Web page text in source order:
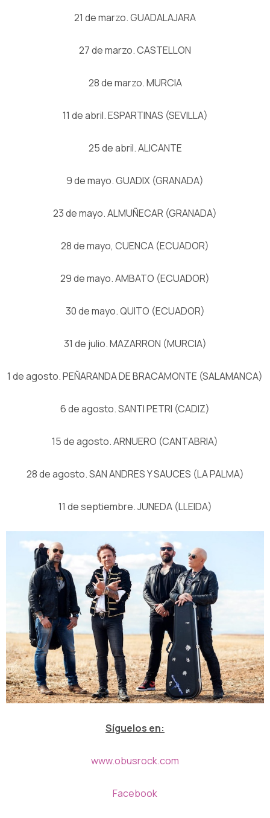
21 de marzo. GUADALAJARA
27 de marzo. CASTELLON
28 de marzo. MURCIA
11 de abril. ESPARTINAS (SEVILLA)
25 de abril. ALICANTE
9 de mayo. GUADIX (GRANADA)
23 de mayo. ALMUÑECAR (GRANADA)
28 de mayo, CUENCA (ECUADOR)
29 de mayo. AMBATO (ECUADOR)
30 de mayo. QUITO (ECUADOR)
31 de julio. MAZARRON (MURCIA)
1 de agosto. PEÑARANDA DE BRACAMONTE (SALAMANCA)
6 de agosto. SANTI PETRI (CADIZ)
15 de agosto. ARNUERO (CANTABRIA)
28 de agosto. SAN ANDRES Y SAUCES (LA PALMA)
11 de septiembre. JUNEDA (LLEIDA)
Síguelos en:
www.obusrock.com
Facebook